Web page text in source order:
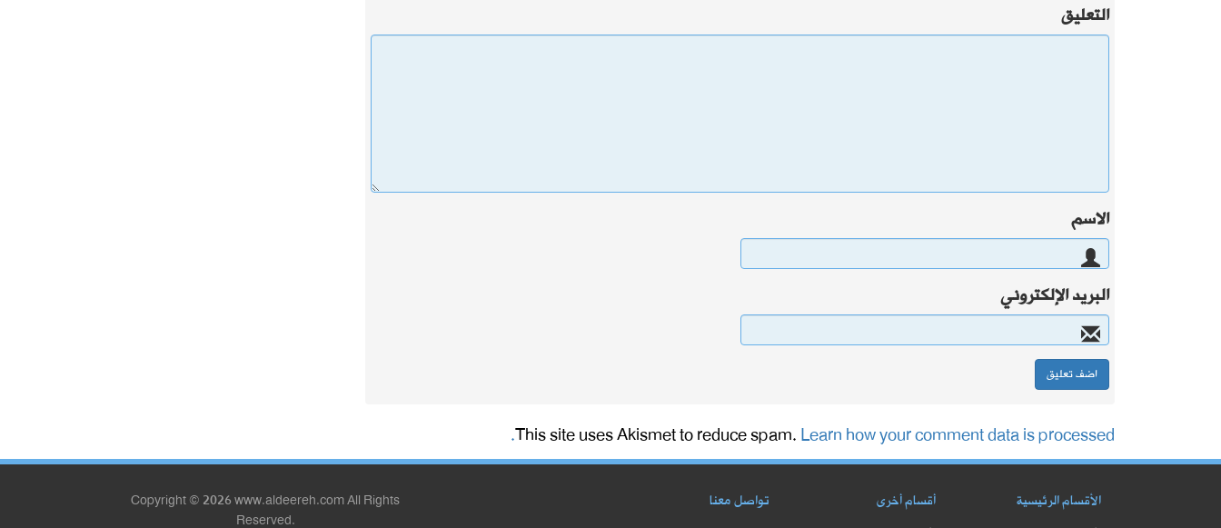
التعليق
الاسم
البريد الإلكتروني
This site uses Akismet to reduce spam.Learn how your comment data is processed.
الأقسام الرئيسية أقسام أخرى تواصل معنا
Copyright © 2026 www.aldeereh.com All Rights
Reserved.